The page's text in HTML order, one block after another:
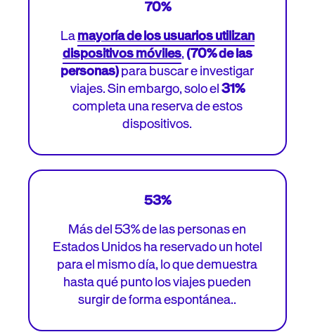
70%
Lamayoría de los usuarios utilizan
dispositivos móviles,(70% de las
personas)para buscar e investigar
viajes. Sin embargo, solo el31%
completa una reserva de estos
dispositivos.
53%
Más del 53% de las personas en
Estados Unidos ha reservado un hotel
para el mismo día, lo que demuestra
hasta qué punto los viajes pueden
surgir de forma espontánea..